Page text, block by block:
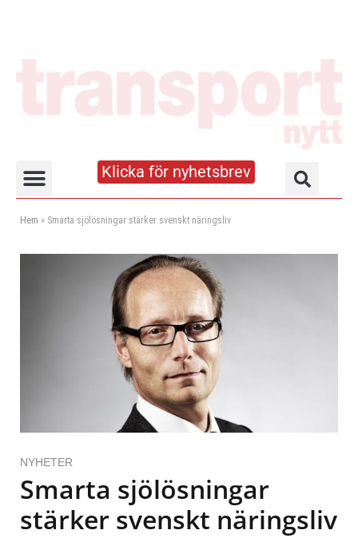
Klicka för nyhetsbrev
Hem » Smarta sjölösningar stärker svenskt näringsliv
NYHETER
Smarta sjölösningar
stärker svenskt näringsliv